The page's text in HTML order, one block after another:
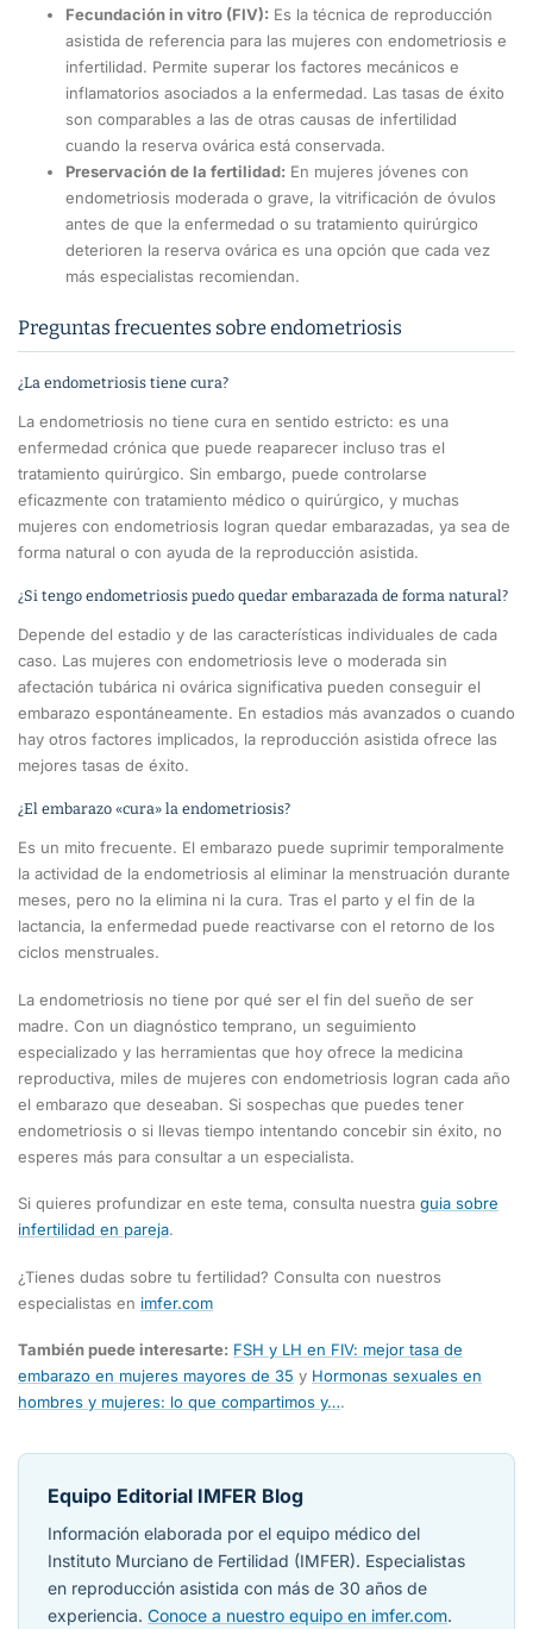
Fecundación in vitro (FIV): Es la técnica de reproducción
asistida de referencia para las mujeres con endometriosis e
infertilidad. Permite superar los factores mecánicos e
inflamatorios asociados a la enfermedad. Las tasas de éxito
son comparables a las de otras causas de infertilidad
cuando la reserva ovárica está conservada.
Preservación de la fertilidad: En mujeres jóvenes con
endometriosis moderada o grave, la vitrificación de óvulos
antes de que la enfermedad o su tratamiento quirúrgico
deterioren la reserva ovárica es una opción que cada vez
más especialistas recomiendan.
Preguntas frecuentes sobre endometriosis
¿La endometriosis tiene cura?
La endometriosis no tiene cura en sentido estricto: es una
enfermedad crónica que puede reaparecer incluso tras el
tratamiento quirúrgico. Sin embargo, puede controlarse
eficazmente con tratamiento médico o quirúrgico, y muchas
mujeres con endometriosis logran quedar embarazadas, ya sea de
forma natural o con ayuda de la reproducción asistida.
¿Si tengo endometriosis puedo quedar embarazada de forma natural?
Depende del estadio y de las características individuales de cada
caso. Las mujeres con endometriosis leve o moderada sin
afectación tubárica ni ovárica significativa pueden conseguir el
embarazo espontáneamente. En estadios más avanzados o cuando
hay otros factores implicados, la reproducción asistida ofrece las
mejores tasas de éxito.
¿El embarazo «cura» la endometriosis?
Es un mito frecuente. El embarazo puede suprimir temporalmente
la actividad de la endometriosis al eliminar la menstruación durante
meses, pero no la elimina ni la cura. Tras el parto y el fin de la
lactancia, la enfermedad puede reactivarse con el retorno de los
ciclos menstruales.
La endometriosis no tiene por qué ser el fin del sueño de ser
madre. Con un diagnóstico temprano, un seguimiento
especializado y las herramientas que hoy ofrece la medicina
reproductiva, miles de mujeres con endometriosis logran cada año
el embarazo que deseaban. Si sospechas que puedes tener
endometriosis o si llevas tiempo intentando concebir sin éxito, no
esperes más para consultar a un especialista.
Si quieres profundizar en este tema, consulta nuestra guia sobre
infertilidad en pareja.
¿Tienes dudas sobre tu fertilidad? Consulta con nuestros
especialistas en imfer.com
También puede interesarte: FSH y LH en FIV: mejor tasa de
embarazo en mujeres mayores de 35 y Hormonas sexuales en
hombres y mujeres: lo que compartimos y….
Equipo Editorial IMFER Blog
Información elaborada por el equipo médico del
Instituto Murciano de Fertilidad (IMFER). Especialistas
en reproducción asistida con más de 30 años de
experiencia. Conoce a nuestro equipo en imfer.com.